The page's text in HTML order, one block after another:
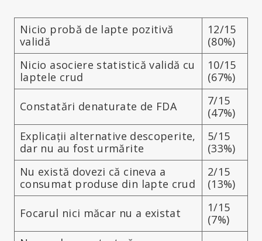
Nicio probă de lapte pozitivă
validă
12/15
(80%)
Nicio asociere statistică validă cu
laptele crud
10/15
(67%)
Constatări denaturate de FDA
7/15
(47%)
Explicații alternative descoperite,
dar nu au fost urmărite
5/15
(33%)
Nu există dovezi că cineva a
consumat produse din lapte crud
2/15
(13%)
Focarul nici măcar nu a existat
1/15
(7%)